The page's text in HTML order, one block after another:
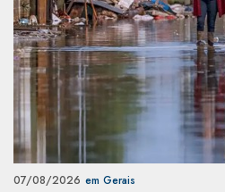
07/08/2026 em Gerais